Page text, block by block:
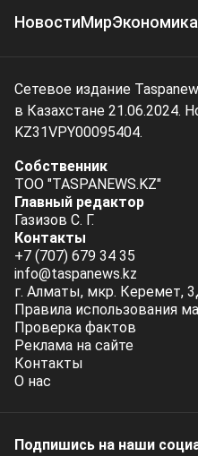
НовостиМирЭкономика
Сетевое издание
в Казахстане 21.06.2024.
KZ31VPY00095404.
Собственник
ТОО "TASPANEWS.KZ"
Главный редактор
Газизов С. Г.
Контакты
+7 (707) 679 34 35
info@taspanews.kz
г. Алматы, мкр. Керемет,
Правила использования
Проверка фактов
Реклама на сайте
Контакты
О нас
Подпишись на наши